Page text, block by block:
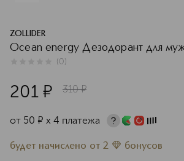
ZOLLIDER
Ocean energy Дезодорант для
(0)
201 ¤ 310 ¤
от 50 ¤ х 4 платежа
будет начислено от 2 бонусов